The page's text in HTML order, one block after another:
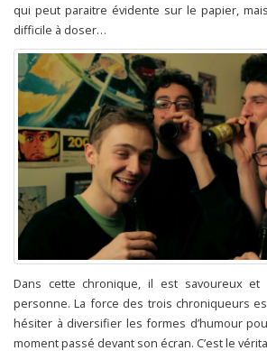
qui peut paraitre évidente sur le papier,
difficile à doser…
Dans cette chronique, il est savoureux
personne. La force des trois chroniqueurs
hésiter à diversifier les formes d’humour
moment passé devant son écran. C’est le